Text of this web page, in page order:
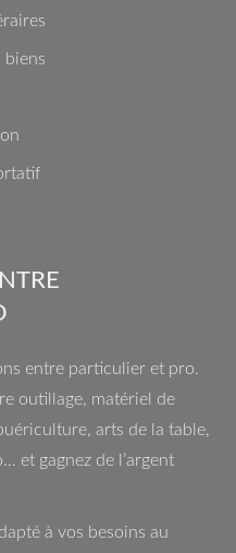
biens
entre particulier et pro.
outillage, matériel de
arts de la table,
et gagnez de l’argent
à vos besoins au